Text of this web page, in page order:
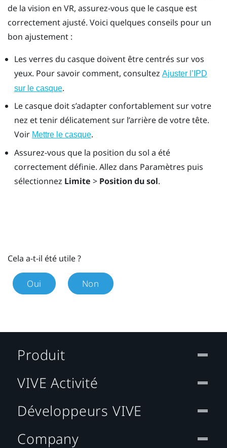
de la vision en VR, assurez-vous que le casque est
correctement ajusté. Voici quelques conseils pour un
bon ajustement :
Les verres du casque doivent être centrés sur vos
yeux. Pour savoir comment, consultez Ajuster l’IPD
sur le casque.
Le casque doit s’adapter confortablement sur votre
nez et tenir délicatement sur l’arrière de votre tête.
Voir Mettre le casque.
Assurez-vous que la position du sol a été
correctement définie. Allez dans Paramètres puis
sélectionnez Limite > Position du sol.
Cela a-t-il été utile ?
Oui Non
Produit
VIVE Activité
Développeurs VIVE
Company